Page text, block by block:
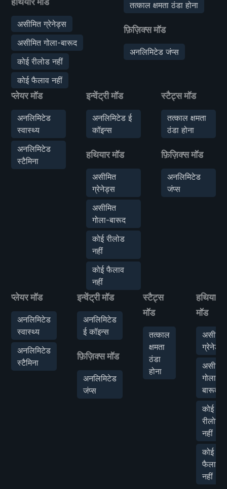
असीमित ग्रेनेड्स
असीमित गोला-बारूद
कोई रीलोड नहीं
कोई फैलाव नहीं
तत्काल क्षमता ठंडा होना
फ़िज़िक्स मॉड
अनलिमिटेड जंप्स
प्लेयर मॉड
अनलिमिटेड
स्वास्थ्य
अनलिमिटेड
स्टैमिना
इन्वेंट्री मॉड
अनलिमिटेड ई
कॉइन्स
हथियार मॉड
असीमित
ग्रेनेड्स
असीमित
गोला-बारूद
कोई रीलोड
नहीं
कोई फैलाव
नहीं
स्टैट्स मॉड
तत्काल क्षमता
ठंडा होना
फ़िज़िक्स मॉड
अनलिमिटेड
जंप्स
प्लेयर मॉड
अनलिमिटेड
स्वास्थ्य
अनलिमिटेड
स्टैमिना
इन्वेंट्री मॉड
अनलिमिटेड
ई कॉइन्स
फ़िज़िक्स मॉड
अनलिमिटेड
जंप्स
स्टैट्स
मॉड
तत्काल
क्षमता
ठंडा
होना
हथियार
मॉड
असीमित
ग्रेनेड्स
असीमित
गोला-
बारूद
कोई
रीलोड
नहीं
कोई
फैलाव
नहीं